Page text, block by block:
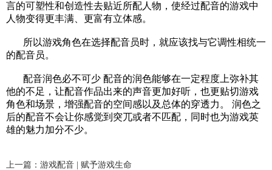
言的可塑性和创造性去贴近所配人物，使经过配音的游戏中
人物变得更丰满、更富有立体感。
所以游戏角色在选择配音员时，就应该找与它调性相统一
的配音员。
配音润色必不可少 配音的润色能够在一定程度上弥补其
他的不足，让配音作品出来的声音更加好听，也更贴切游戏
角色和场景，增强配音的空间感以及总体的穿透力。 润色之
后的配音不会让你感觉到突兀或者不匹配，同时也为游戏英
雄的魅力加分不少。
上一篇：游戏配音 | 赋予游戏生命